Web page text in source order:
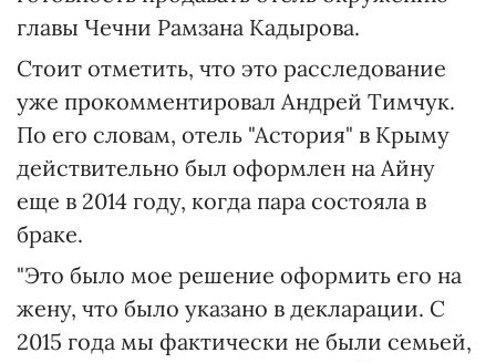
главы Чечни Рамзана Кадырова.
Стоит отметить, что это расследование
уже прокомментировал Андрей Тимчук.
По его словам, отель "Астория" в Крыму
действительно был оформлен на Айну
еще в 2014 году, когда пара состояла в
браке.
"Это было мое решение оформить его на
жену, что было указано в декларации. С
2015 года мы фактически не были семьей,